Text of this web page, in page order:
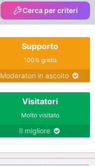
Cerca per criteri
Supporto
100% gratis
Moderatori in ascolto
Visitatori
Molto visitato
Il migliore